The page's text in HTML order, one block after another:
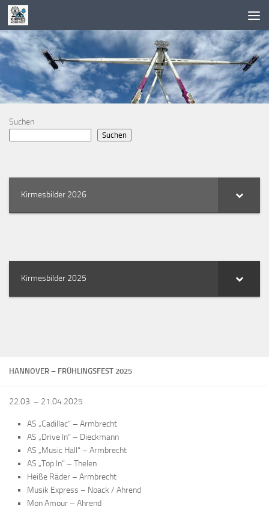
Zum Inhalt springen
HANNOVER – FRÜHLINGSFEST 2025
22.03. – 21.04.2025
AS „Cadillac“ – Armbrecht
AS „Drive In“ – Dieckmann
AS „Music Hall“ – Armbrecht
AS „Top In“ – Thelen
Heiße Räder – Armbrecht
Musik Express – Noack / Ahrend
Mon Amour – Ahrend
Suchen
Suchen
Kirmesbilder 2026
Kirmesbilder 2025